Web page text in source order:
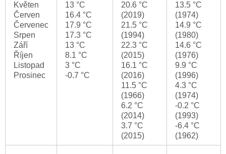
Květen
Červen
Červenec
Srpen
Září
Říjen
Listopad
Prosinec
13 °C
16.4 °C
17.9 °C
17.3 °C
13 °C
8.1 °C
3 °C
-0.7 °C
20.6 °C
(2019)
21.5 °C
(1994)
22.3 °C
(2015)
16.1 °C
(2016)
11.5 °C
(1966)
6.2 °C
(2014)
3.7 °C
(2015)
13.5 °C
(1974)
14.9 °C
(1980)
14.6 °C
(1976)
9.9 °C
(1996)
4.3 °C
(1974)
-0.2 °C
(1993)
-6.4 °C
(1962)